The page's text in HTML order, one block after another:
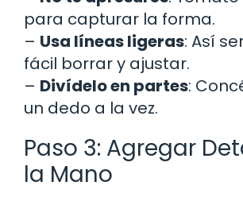
para capturar la forma.
– Usa líneas ligeras: Así
fácil borrar y ajustar.
– Divídelo en partes:
un dedo a la vez.
Paso 3: Agregar
la Mano